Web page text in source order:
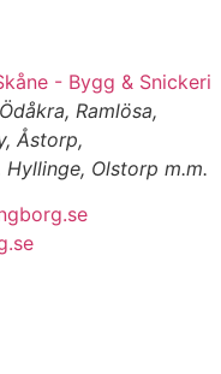
- Bygg & Snickeri
Ramlösa,
Åstorp,
Hyllinge, Olstorp m.m.